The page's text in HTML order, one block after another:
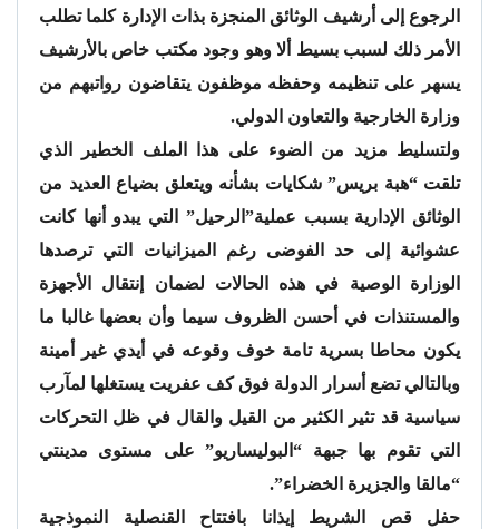
الرجوع إلى أرشيف الوثائق المنجزة بذات الإدارة كلما تطلب
الأمر ذلك لسبب بسيط ألا وهو وجود مكتب خاص بالأرشيف
يسهر على تنظيمه وحفظه موظفون يتقاضون رواتبهم من
وزارة الخارجية والتعاون الدولي.
ولتسليط مزيد من الضوء على هذا الملف الخطير الذي
تلقت “هبة بريس” شكايات بشأنه ويتعلق بضياع العديد من
الوثائق الإدارية بسبب عملية”الرحيل” التي يبدو أنها كانت
عشوائية إلى حد الفوضى رغم الميزانيات التي ترصدها
الوزارة الوصية في هذه الحالات لضمان إنتقال الأجهزة
والمستنذات في أحسن الظروف سيما وأن بعضها غالبا ما
يكون محاطا بسرية تامة خوف وقوعه في أيدي غير أمينة
وبالتالي تضع أسرار الدولة فوق كف عفريت يستغلها لمآرب
سياسية قد تثير الكثير من القيل والقال في ظل التحركات
التي تقوم بها جبهة “البوليساريو” على مستوى مدينتي
“مالقا والجزيرة الخضراء”.
حفل قص الشريط إيذانا بافتتاح القنصلية النموذجية